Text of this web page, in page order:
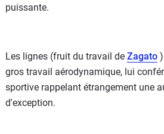
puissante.
Les lignes (fruit du travail de Zagato
gros travail aérodynamique, lui
sportive rappelant étrangement une
d'exception.